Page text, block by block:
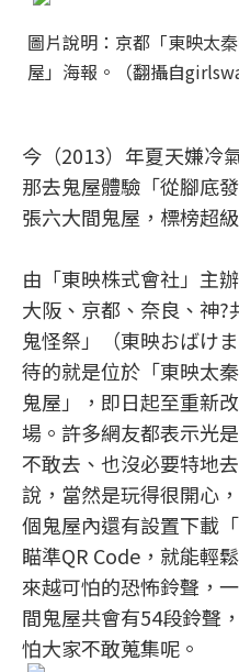
圖片說明：京都「東映太
屋」海報。（翻攝自
今（2013）年夏天嫌冷
那去鬼屋體驗「從腳底
張六大間鬼屋，標榜超
由「東映株式會社」主
大阪、京都、奈良、神
鬼怪祭」（東映おばけ
待的就是位於「東映太
鬼屋」，即日起至重新
場。許多網友都表示光
不敢去、也沒必要特地
說，當然是玩得很開心
個鬼屋內還有設置下載
瞄準QR Code，就能輕
來越可怕的恐怖鈴聲，
間鬼屋共會有54段鈴聲
怕大家不敢蒐集呢。